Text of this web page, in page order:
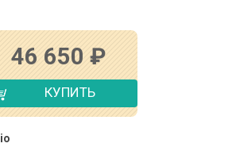
46 650 ₽
КУПИТЬ